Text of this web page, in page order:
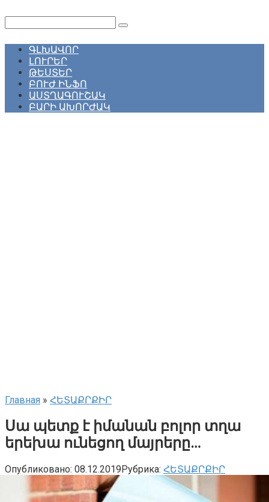
контенту
ԳԼԽԱՎՈՐ
ԼՈՒՐԵՐ
ԹԵՍՏԵՐ
ԲՈՒԺ ԻՆՖՈ
ԱՍՏՂԱԳՈՒՇԱԿ
ԲԱՐԻ ԱԽՈՐԺԱԿ
Главная » ՀԵՏԱՔՐՔԻՐ
Սա պետք է իմանան բոլոր տղա
երեխա ունեցող մայրերը…
Опубликовано: 08.12.2019Рубрика: ՀԵՏԱՔՐՔԻՐ